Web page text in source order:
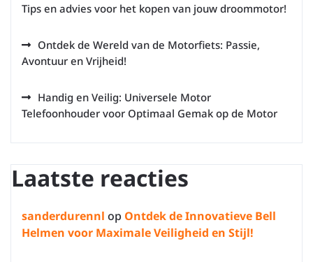
Tips en advies voor het kopen van jouw droommotor!
Ontdek de Wereld van de Motorfiets: Passie,
Avontuur en Vrijheid!
Handig en Veilig: Universele Motor
Telefoonhouder voor Optimaal Gemak op de Motor
Laatste reacties
sanderdurennl op Ontdek de Innovatieve Bell
Helmen voor Maximale Veiligheid en Stijl!